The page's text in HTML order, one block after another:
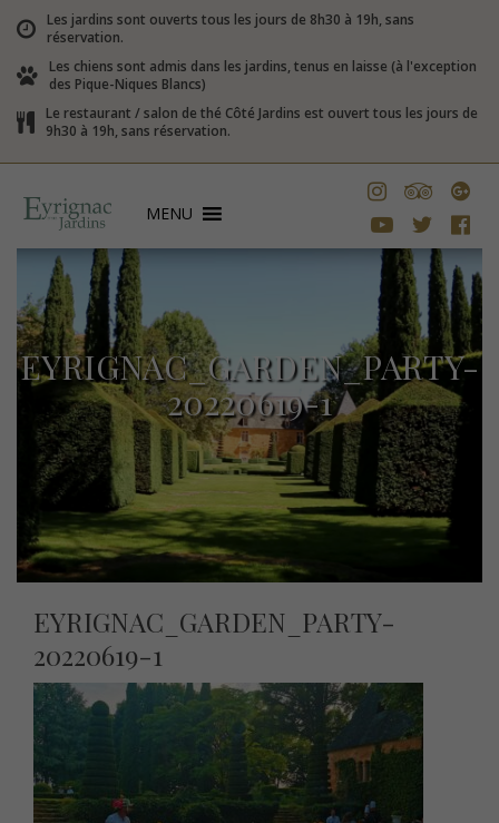
Les jardins sont ouverts tous les jours de 8h30 à 19h, sans
réservation.
Les chiens sont admis dans les jardins, tenus en laisse (à l'exception
des Pique-Niques Blancs)
Le restaurant / salon de thé Côté Jardins est ouvert tous les jours de
9h30 à 19h, sans réservation.
MENU
EYRIGNAC_GARDEN_PARTY-
20220619-1
EYRIGNAC_GARDEN_PARTY-
20220619-1